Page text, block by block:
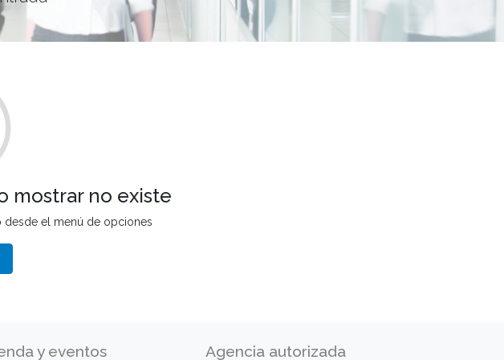
mostrar no existe
desde el menú de opciones
y eventos Agencia autorizada